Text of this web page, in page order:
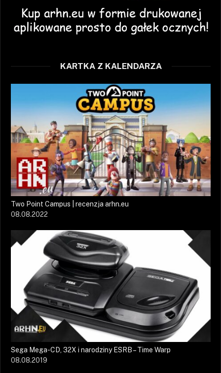
KARTKA Z KALENDARZA
Two Point Campus | recenzja arhn.eu
08.08.2022
Sega Mega-CD, 32X i narodziny ESRB – Time Warp
08.08.2019